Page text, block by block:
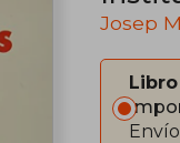
Josep